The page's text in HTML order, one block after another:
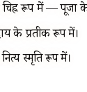
रूप में — पूजा
के प्रतीक रूप में।
स्मृति रूप में।